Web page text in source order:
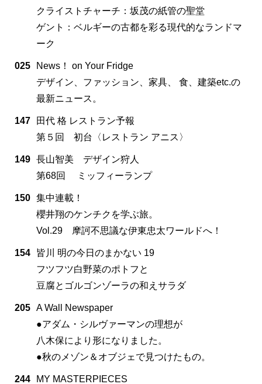
クライストチャーチ：坂茂の紙管の聖堂
ゲント：ベルギーの古都を彩る現代的なランドマ
ーク
025
News！ on Your Fridge
デザイン、ファッション、家具、 食、建築etc.の
最新ニュース。
147
田代 格 レストラン予報
第５回 初台〈レストラン アニス〉
149 長山智美 デザイン狩人
第68回 ミッフィーランプ
150 集中連載！
櫻井翔のケンチクを学ぶ旅。
Vol.29 摩訶不思議な伊東忠太ワールドへ！
154
皆川 明の今日のまかない 19
フツフツ白野菜のポトフと
豆腐とゴルゴンゾーラの和えサラダ
205 A Wall Newspaper
●アダム・シルヴァーマンの理想が
八木保により形になりました。
●秋のメゾン＆オブジェで見つけたもの。
244 MY MASTERPIECES